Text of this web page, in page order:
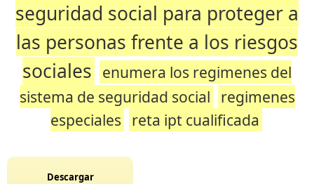
seguridad social para proteger a
las personas frente a los riesgos
sociales enumera los regimenes del
sistema de seguridad social regimenes
especiales reta ipt cualificada
Descargar